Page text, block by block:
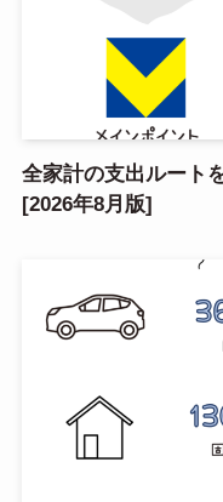
全家計の支出ルート
[2026年8月版]